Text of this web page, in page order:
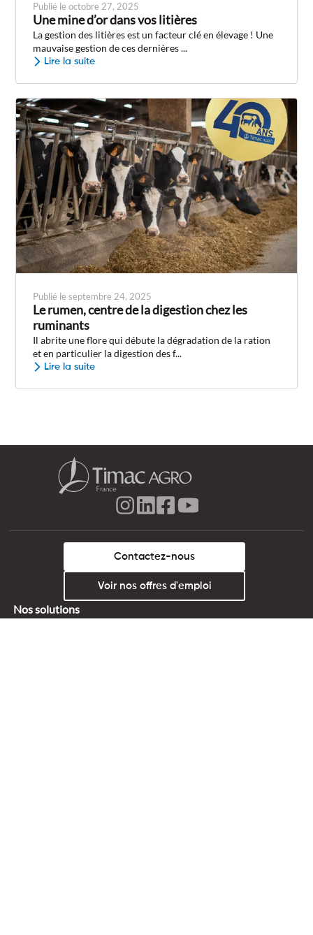
Publié le octobre 27, 2025
Une mine d’or dans vos litières
La gestion des litières est un facteur clé en élevage ! Une
mauvaise gestion de ces dernières ...
Lire la suite
Publié le septembre 24, 2025
Le rumen, centre de la digestion chez les
ruminants
Il abrite une flore qui débute la dégradation de la ration
et en particulier la digestion des f...
Lire la suite
Nos solutions
Contactez-nous
Voir nos offres d'emploi